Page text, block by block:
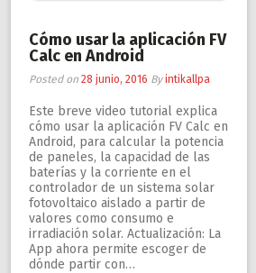
Cómo usar la aplicación FV
Calc en Android
Posted on 28 junio, 2016 Byintikallpa
Este breve video tutorial explica
cómo usar la aplicación FV Calc en
Android, para calcular la potencia
de paneles, la capacidad de las
baterías y la corriente en el
controlador de un sistema solar
fotovoltaico aislado a partir de
valores como consumo e
irradiación solar. Actualización: La
App ahora permite escoger de
dónde partir con…